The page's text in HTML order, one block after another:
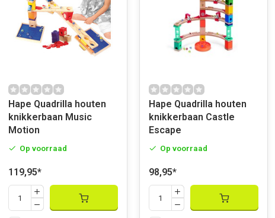
Hape Quadrilla houten
knikkerbaan Music
Motion
Op voorraad
119,95*
Hape Quadrilla houten
knikkerbaan Castle
Escape
Op voorraad
98,95*